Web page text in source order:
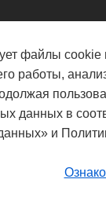
файлы cookie
работы,
данных в
и